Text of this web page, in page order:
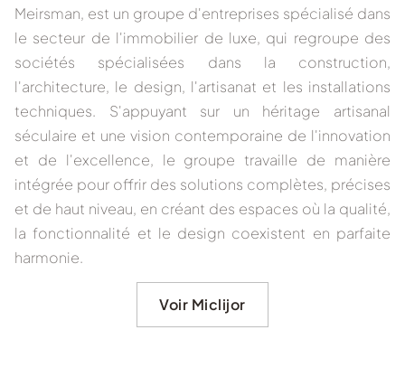
Meirsman, est un groupe d'entreprises spécialisé dans
le secteur de l'immobilier de luxe, qui regroupe des
sociétés spécialisées dans la construction,
l'architecture, le design, l'artisanat et les installations
techniques. S'appuyant sur un héritage artisanal
séculaire et une vision contemporaine de l'innovation
et de l'excellence, le groupe travaille de manière
intégrée pour offrir des solutions complètes, précises
et de haut niveau, en créant des espaces où la qualité,
la fonctionnalité et le design coexistent en parfaite
harmonie.
Voir Miclijor